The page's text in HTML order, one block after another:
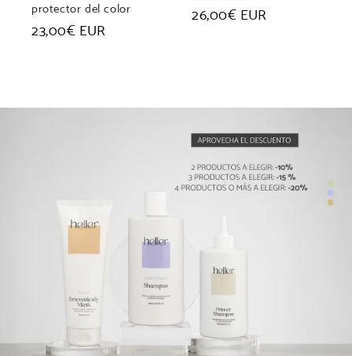
protector del color
Precio
23,00€ EUR
Precio
26,00€ EUR